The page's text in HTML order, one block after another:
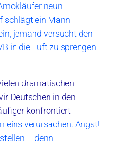
neun
schlägt ein Mann
jemand versucht den
in die Luft zu sprengen
dramatischen
Deutschen in den
konfrontiert
eins verursachen: Angst!
– denn